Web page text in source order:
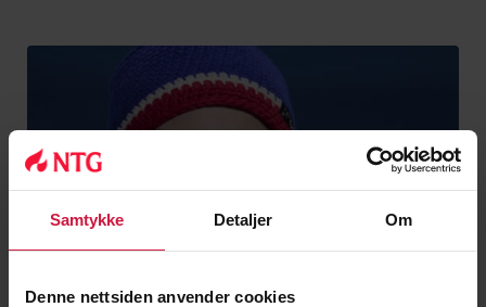
Samtykke Detaljer Om
Denne nettsiden anvender cookies